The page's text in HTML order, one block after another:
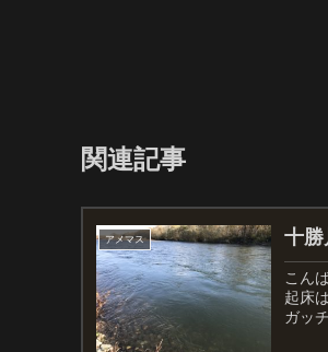
関連記事
アメマス 十勝
こん
起床
ガッ